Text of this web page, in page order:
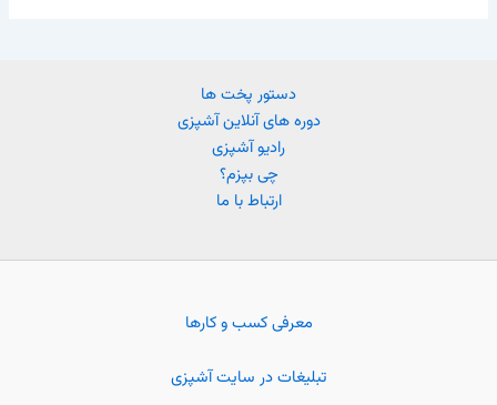
دستور پخت ها
دوره های آنلاین آشپزی
رادیو آشپزی
چی بپزم؟
ارتباط با ما
معرفی کسب و کارها
تبلیغات در سایت آشپزی